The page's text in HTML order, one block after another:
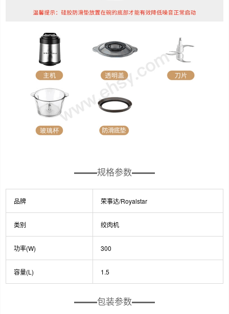
规格参数
品牌 荣事达/Royalstar
类别 绞肉机
功率(W) 300
容量(L) 1.5
包装参数